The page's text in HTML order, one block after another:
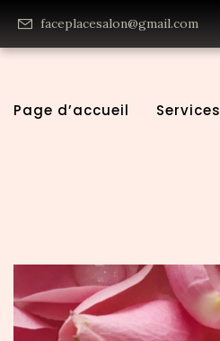
faceplacesalon@gmail.com
Page d’accueil Services